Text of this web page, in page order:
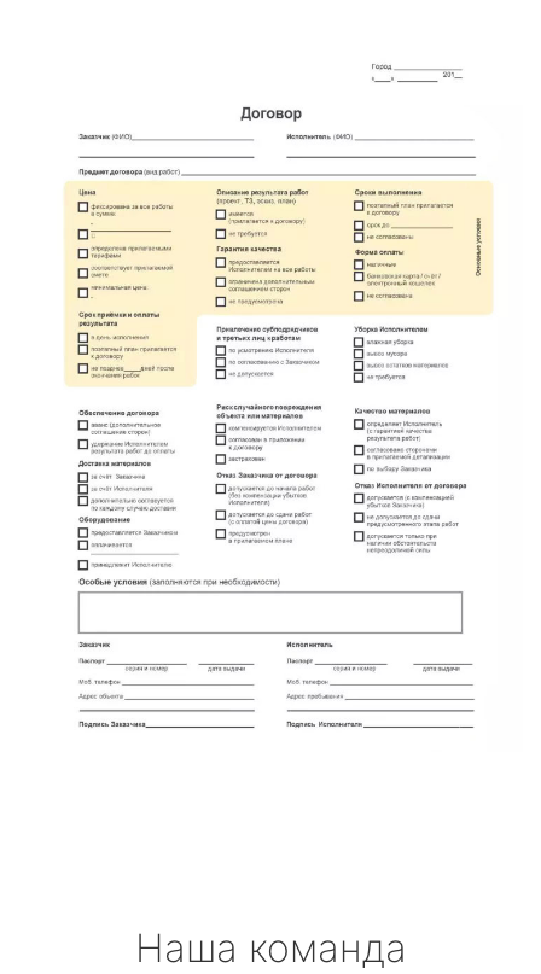
Наша команда